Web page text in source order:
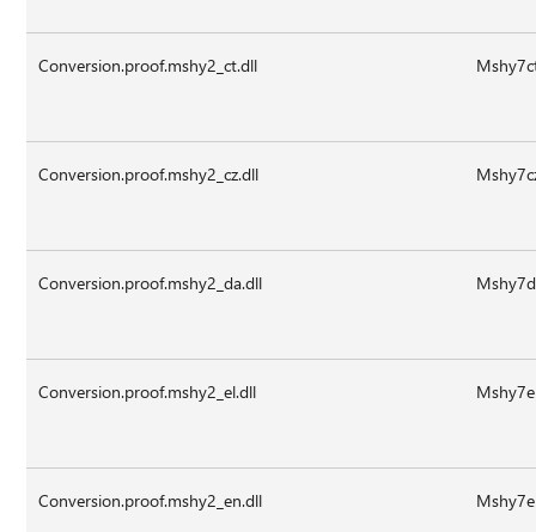
Conversion.proof.mshy2_ct.dll
Conversion.proof.mshy2_cz.dll
Conversion.proof.mshy2_da.dll
Conversion.proof.mshy2_el.dll
Conversion.proof.mshy2_en.dll